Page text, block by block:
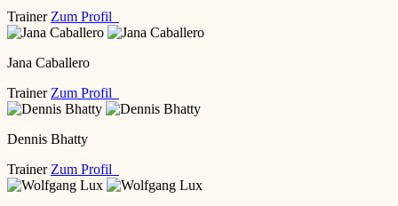
Trainer Zum Profil
Jana Caballero
Trainer Zum Profil
Dennis Bhatty
Trainer Zum Profil